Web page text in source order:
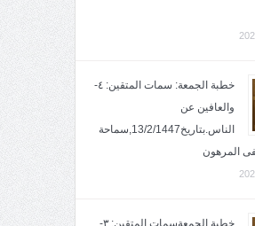
خطبة الجمعة: سمات المتقين: ٤-
والعافين عن
الناس.بتاريخ13/2/1447,سماحة
المرهون
خطبة الجمعةسمات المتقين: ٣-